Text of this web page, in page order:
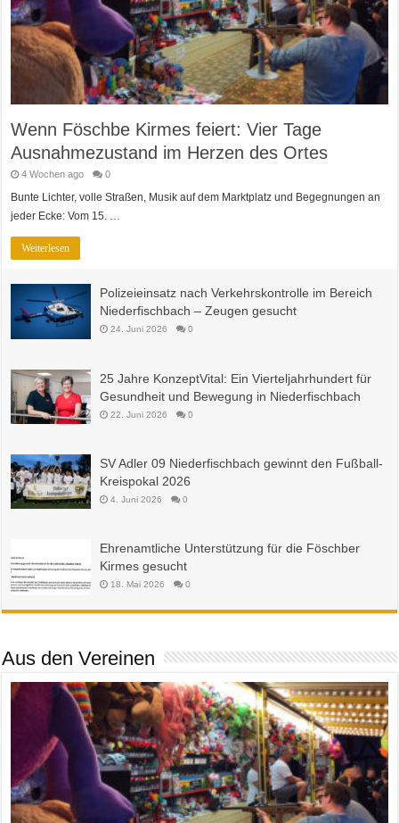
Wenn Föschbe Kirmes feiert: Vier Tage
Ausnahmezustand im Herzen des Ortes
4 Wochen ago 0
Bunte Lichter, volle Straßen, Musik auf dem Marktplatz und Begegnungen an
jeder Ecke: Vom 15. …
Weiterlesen
Polizeieinsatz nach Verkehrskontrolle im Bereich
Niederfischbach – Zeugen gesucht
24. Juni 2026 0
25 Jahre KonzeptVital: Ein Vierteljahrhundert für
Gesundheit und Bewegung in Niederfischbach
22. Juni 2026 0
SV Adler 09 Niederfischbach gewinnt den Fußball-
Kreispokal 2026
4. Juni 2026 0
Ehrenamtliche Unterstützung für die Föschber
Kirmes gesucht
18. Mai 2026 0
Aus den Vereinen